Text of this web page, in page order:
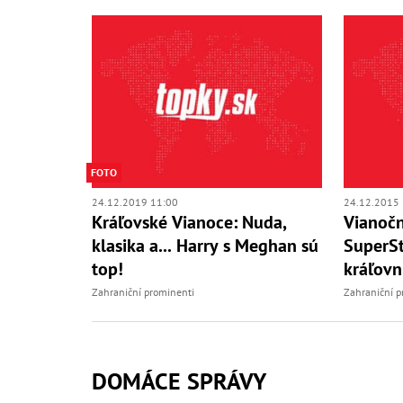
FOTO
24.12.2019 11:00
Kráľovské Vianoce: Nuda,
klasika a... Harry s Meghan sú
top!
Zahraniční prominenti
24.12.2015
Zahraniční
DOMÁCE SPRÁVY